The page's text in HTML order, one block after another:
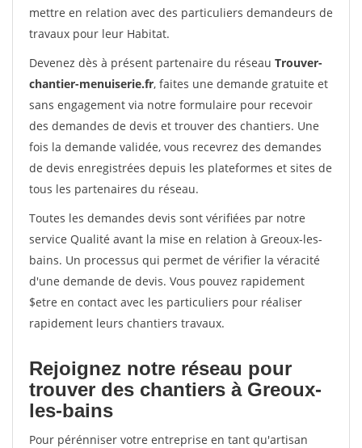
mettre en relation avec des particuliers demandeurs de
travaux pour leur Habitat.
Devenez dès à présent partenaire du réseau Trouver-
chantier-menuiserie.fr, faites une demande gratuite et
sans engagement via notre formulaire pour recevoir
des demandes de devis et trouver des chantiers. Une
fois la demande validée, vous recevrez des demandes
de devis enregistrées depuis les plateformes et sites de
tous les partenaires du réseau.
Toutes les demandes devis sont vérifiées par notre
service Qualité avant la mise en relation à Greoux-les-
bains. Un processus qui permet de vérifier la véracité
d'une demande de devis. Vous pouvez rapidement
$etre en contact avec les particuliers pour réaliser
rapidement leurs chantiers travaux.
Rejoignez notre réseau pour
trouver des chantiers à Greoux-
les-bains
Pour pérénniser votre entreprise en tant qu'artisan